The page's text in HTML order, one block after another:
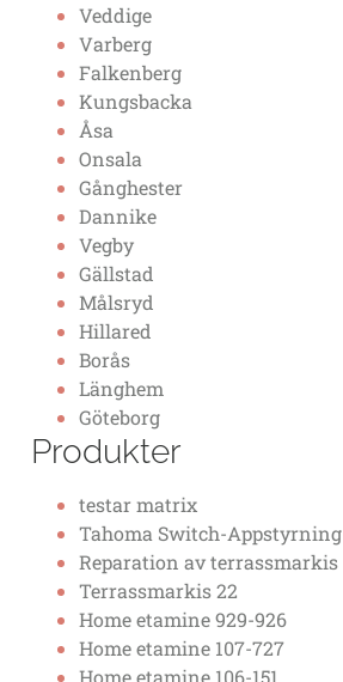
Veddige
Varberg
Falkenberg
Kungsbacka
Åsa
Onsala
Gånghester
Dannike
Vegby
Gällstad
Målsryd
Hillared
Borås
Länghem
Göteborg
Produkter
testar matrix
Tahoma Switch-Appstyrning
Reparation av terrassmarkis
Terrassmarkis 22
Home etamine 929-926
Home etamine 107-727
Home etamine 106-151